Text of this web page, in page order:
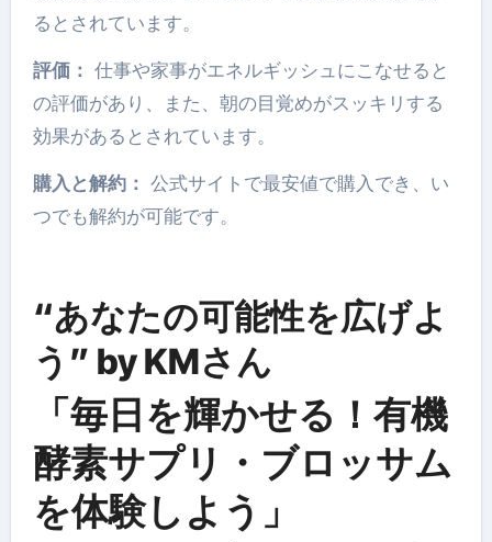
るとされています。
評価： 仕事や家事がエネルギッシュにこなせると
の評価があり、また、朝の目覚めがスッキリする
効果があるとされています。
購入と解約： 公式サイトで最安値で購入でき、い
つでも解約が可能です。
“あなたの可能性を広げよ
う” by KMさん
「毎日を輝かせる！有機
酵素サプリ・ブロッサム
を体験しよう」